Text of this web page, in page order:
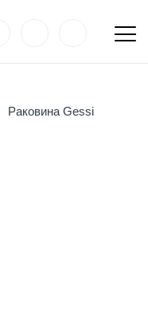
Раковина Gessi